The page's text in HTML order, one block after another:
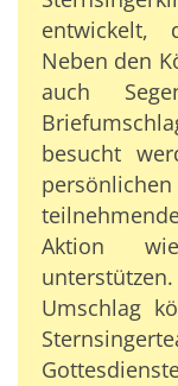
entwickelt,
Neben den
auch
besucht
Aktion
Umschlag